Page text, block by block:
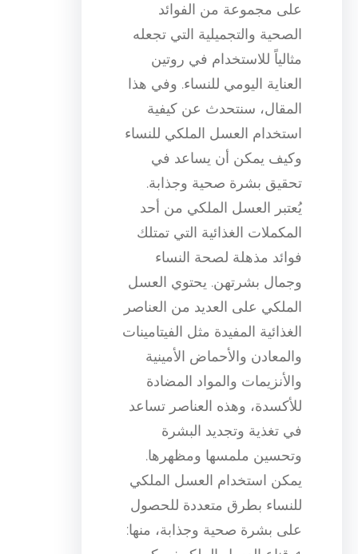
على مجموعة من الفوائد
الصحية والتجميلية التي تجعله
مثالياً للاستخدام في روتين
العناية اليومي للنساء. وفي هذا
المقال، سنتحدث عن كيفية
استخدام العسل الملكي للنساء
وكيف يمكن أن يساعد في
تحقيق بشرة صحية وجذابة.
يُعتبر العسل الملكي من أحد
المكملات الغذائية التي تمتلك
فوائد مذهلة لصحة النساء
وجمال بشرتهن. يحتوي العسل
الملكي على العديد من العناصر
الغذائية المفيدة مثل الفيتامينات
والمعادن والأحماض الأمينية
والأنزيمات والمواد المضادة
للأكسدة، وهذه العناصر تساعد
في تغذية وتجديد البشرة
وتحسين ملمسها ومظهرها.
يمكن استخدام العسل الملكي
للنساء بطرق متعددة للحصول
على بشرة صحية وجذابة، منها: